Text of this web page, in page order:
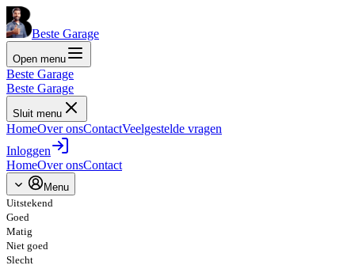
Beste Garage
Open menu
Beste Garage
Beste Garage
Sluit menu
HomeOver onsContactVeelgestelde vragen
Inloggen
HomeOver onsContact
Menu
Uitstekend
Goed
Matig
Niet goed
Slecht